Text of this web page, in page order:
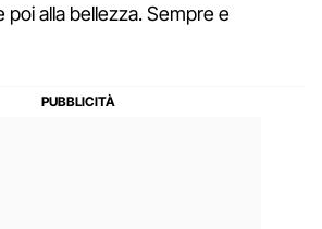
poi alla bellezza. Sempre e